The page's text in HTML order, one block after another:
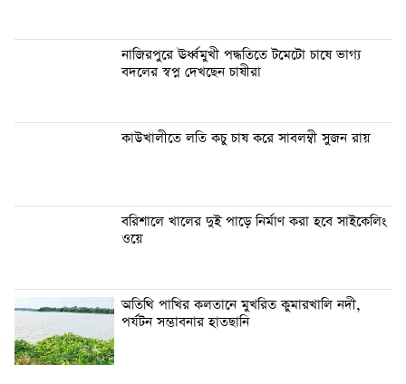
নাজিরপুরে ঊর্ধ্বমুখী পদ্ধতিতে টমেটো চাষে ভাগ্য
বদলের স্বপ্ন দেখছেন চাষীরা
কাউখালীতে লতি কচু চাষ করে সাবলম্বী সুজন রায়
ব‌রিশালে খালের দুই পাড়ে নির্মাণ করা হবে সাইকেলিং
ওয়ে
অতিথি পাখির কলতানে মুখরিত কুমারখালি নদী,
পর্যটন সম্ভাবনার হাতছানি